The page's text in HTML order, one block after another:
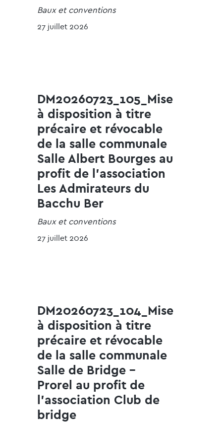
Baux et conventions
27 juillet 2026
DM20260723_105_Mise
à disposition à titre
précaire et révocable
de la salle communale
Salle Albert Bourges au
profit de l'association
Les Admirateurs du
Bacchu Ber
Baux et conventions
27 juillet 2026
DM20260723_104_Mise
à disposition à titre
précaire et révocable
de la salle communale
Salle de Bridge -
Prorel au profit de
l'association Club de
bridge